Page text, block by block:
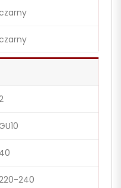
GU10
40
240